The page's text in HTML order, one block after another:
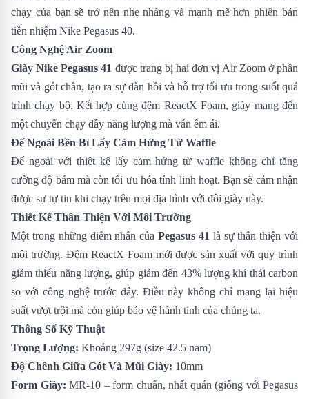
chạy của bạn sẽ trở nên nhẹ nhàng và mạnh mẽ hơn phiên bản
tiền nhiệm Nike Pegasus 40.
Công Nghệ Air Zoom
Giày Nike Pegasus 41 được trang bị hai đơn vị Air Zoom ở phần
mũi và gót chân, tạo ra sự đàn hồi và hỗ trợ tối ưu trong suốt quá
trình chạy bộ. Kết hợp cùng đệm ReactX Foam, giày mang đến
một chuyến chạy đầy năng lượng mà vẫn êm ái.
Đế Ngoài Bền Bỉ Lấy Cảm Hứng Từ Waffle
Đế ngoài với thiết kế lấy cảm hứng từ waffle không chỉ tăng
cường độ bám mà còn tối ưu hóa tính linh hoạt. Bạn sẽ cảm nhận
được sự tự tin khi chạy trên mọi địa hình với đôi giày này.
Thiết Kế Thân Thiện Với Môi Trường
Một trong những điểm nhấn của Pegasus 41 là sự thân thiện với
môi trường. Đệm ReactX Foam mới được sản xuất với quy trình
giảm thiểu năng lượng, giúp giảm đến 43% lượng khí thải carbon
so với công nghệ trước đây. Điều này không chỉ mang lại hiệu
suất vượt trội mà còn giúp bảo vệ hành tinh của chúng ta.
Thông Số Kỹ Thuật
Trọng Lượng: Khoảng 297g (size 42.5 nam)
Độ Chênh Giữa Gót Và Mũi Giày: 10mm
Form Giày: MR-10 – form chuẩn, nhất quán (giống với Pegasus